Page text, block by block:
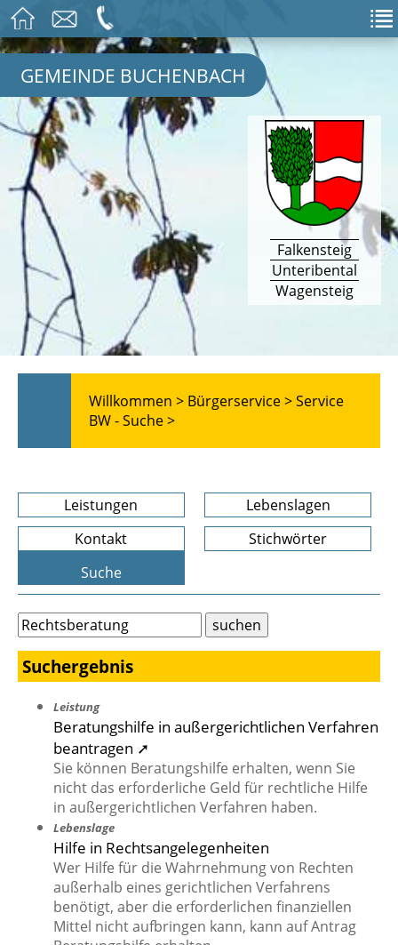
GEMEINDE BUCHENBACH
Falkensteig
Unteribental
Wagensteig
Willkommen > Bürgerservice >Service
BW - Suche >
Leistungen
Lebenslagen
Kontakt
Stichwörter
Suche
Suchergebnis
Leistung
Beratungshilfe in außergerichtlichen Verfahren
beantragen ➚
Sie können Beratungshilfe erhalten, wenn Sie
nicht das erforderliche Geld für rechtliche Hilfe
in außergerichtlichen Verfahren haben.
Lebenslage
Hilfe in Rechtsangelegenheiten
Wer Hilfe für die Wahrnehmung von Rechten
außerhalb eines gerichtlichen Verfahrens
benötigt, aber die erforderlichen finanziellen
Mittel nicht aufbringen kann, kann auf Antrag